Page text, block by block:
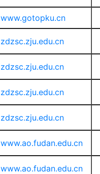
www.gotopku.cn
zdzsc.zju.edu.cn
zdzsc.zju.edu.cn
zdzsc.zju.edu.cn
zdzsc.zju.edu.cn
www.ao.fudan.edu.cn
www.ao.fudan.edu.cn